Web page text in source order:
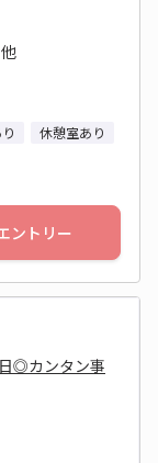
休憩室あり
ントリー
◎カンタン事